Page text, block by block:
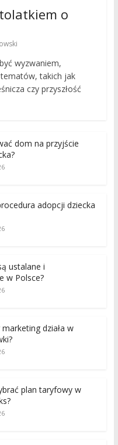
o
wyzwaniem,
takich jak
czy przyszłość
dom na przyjście
adopcji dziecka
ustalane i
w Polsce?
marketing działa w
plan taryfowy w